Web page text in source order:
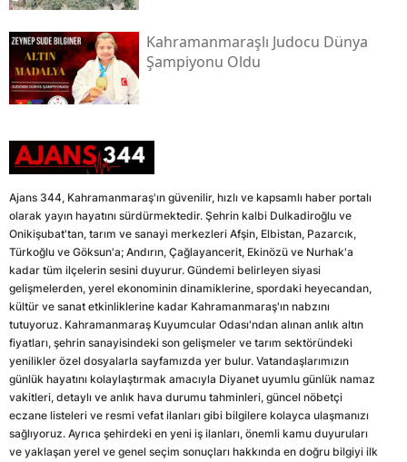
Kahramanmaraşlı Judocu Dünya
Şampiyonu Oldu
Ajans 344, Kahramanmaraş'ın güvenilir, hızlı ve kapsamlı haber portalı
olarak yayın hayatını sürdürmektedir. Şehrin kalbi Dulkadiroğlu ve
Onikişubat'tan, tarım ve sanayi merkezleri Afşin, Elbistan, Pazarcık,
Türkoğlu ve Göksun'a; Andırın, Çağlayancerit, Ekinözü ve Nurhak'a
kadar tüm ilçelerin sesini duyurur. Gündemi belirleyen siyasi
gelişmelerden, yerel ekonominin dinamiklerine, spordaki heyecandan,
kültür ve sanat etkinliklerine kadar Kahramanmaraş'ın nabzını
tutuyoruz. Kahramanmaraş Kuyumcular Odası'ndan alınan anlık altın
fiyatları, şehrin sanayisindeki son gelişmeler ve tarım sektöründeki
yenilikler özel dosyalarla sayfamızda yer bulur. Vatandaşlarımızın
günlük hayatını kolaylaştırmak amacıyla Diyanet uyumlu günlük namaz
vakitleri, detaylı ve anlık hava durumu tahminleri, güncel nöbetçi
eczane listeleri ve resmi vefat ilanları gibi bilgilere kolayca ulaşmanızı
sağlıyoruz. Ayrıca şehirdeki en yeni iş ilanları, önemli kamu duyuruları
ve yaklaşan yerel ve genel seçim sonuçları hakkında en doğru bilgiyi ilk